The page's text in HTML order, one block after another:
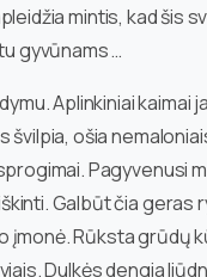
mintis, kad šis
gyvūnams …
Aplinkiniai
ošia
Pagyvenusi
Galbūt čia geras
įmonė. Rūksta grūdų
Dulkės dengia